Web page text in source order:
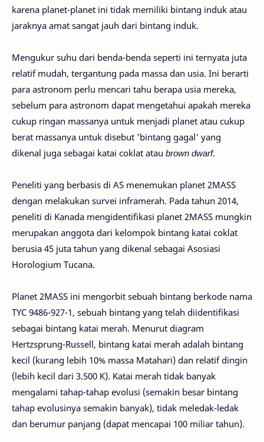
karena planet-planet ini tidak memiliki bintang induk atau
jaraknya amat sangat jauh dari bintang induk.
Mengukur suhu dari benda-benda seperti ini ternyata juta
relatif mudah, tergantung pada massa dan usia. Ini berarti
para astronom perlu mencari tahu berapa usia mereka,
sebelum para astronom dapat mengetahui apakah mereka
cukup ringan massanya untuk menjadi planet atau cukup
berat massanya untuk disebut 'bintang gagal' yang
dikenal juga sebagai katai coklat atau brown dwarf.
Peneliti yang berbasis di AS menemukan planet 2MASS
dengan melakukan survei inframerah. Pada tahun 2014,
peneliti di Kanada mengidentifikasi planet 2MASS mungkin
merupakan anggota dari kelompok bintang katai coklat
berusia 45 juta tahun yang dikenal sebagai Asosiasi
Horologium Tucana.
Planet 2MASS ini mengorbit sebuah bintang berkode nama
TYC 9486-927-1, sebuah bintang yang telah diidentifikasi
sebagai bintang katai merah. Menurut diagram
Hertzsprung-Russell, bintang katai merah adalah bintang
kecil (kurang lebih 10% massa Matahari) dan relatif dingin
(lebih kecil dari 3.500 K). Katai merah tidak banyak
mengalami tahap-tahap evolusi (semakin besar bintang
tahap evolusinya semakin banyak), tidak meledak-ledak
dan berumur panjang (dapat mencapai 100 miliar tahun).